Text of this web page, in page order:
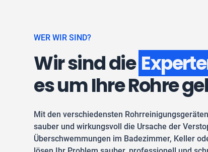
WER WIR SIND?
Wir sind die
es um Ihre Rohre
Mit den verschiedensten
sauber und wirkungsvoll die Ursache der
Überschwemmungen im Badezimmer, Keller